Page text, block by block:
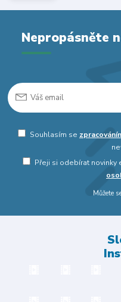
Nepropásněte
Souhlasím se
Přeji si odebírat novinky
Můžete